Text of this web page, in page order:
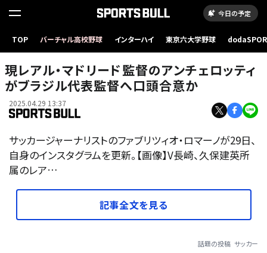
今日の予定
TOP バーチャル高校野球 インターハイ 東京六大学野球
現レアル・マドリード監督のアンチェロッティ
がブラジル代表監督へ口頭合意か
2025.04.29 13:37
サッカージャーナリストのファブリツィオ・ロマーノが29日、
自身のインスタグラムを更新。【画像】V長崎、久保建英所
属のレア…
記事全文を見る
話題の投稿 サッカー